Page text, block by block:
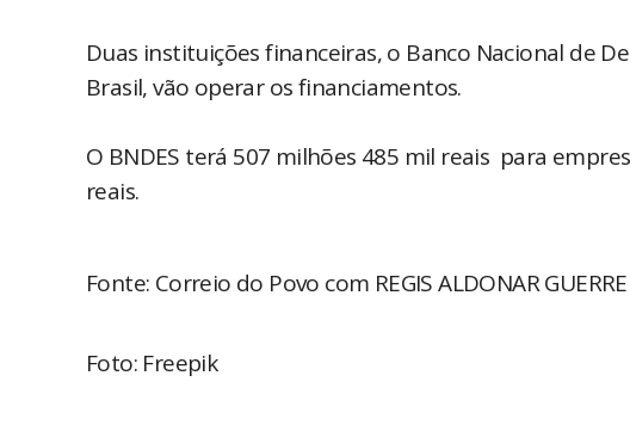
Duas instituições financeiras, o Banco Nacional de
Brasil, vão operar os financiamentos.
O BNDES terá 507 milhões 485 mil reais para
reais.
Fonte: Correio do Povo com REGIS ALDONAR
Foto: Freepik